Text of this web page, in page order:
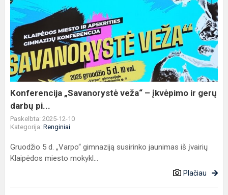
Konferencija „Savanorystė
veža“
–
įkvėpimo
ir
gerų
darbų
pi...
Konferencija „Savanorystė veža“ – įkvėpimo ir gerų
darbų pi...
Paskelbta: 2025-12-10
Kategorija: Renginiai
Gruodžio 5 d. „Varpo“ gimnaziją susirinko jaunimas iš įvairių
Klaipėdos miesto mokykl...
Plačiau